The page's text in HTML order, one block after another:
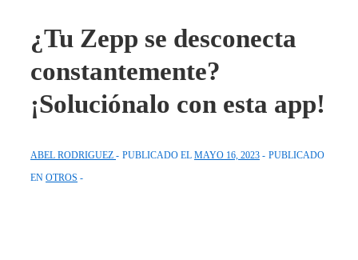
¿Tu Zepp se desconecta
constantemente?
¡Soluciónalo con esta app!
ABEL RODRIGUEZ PUBLICADO EL MAYO 16, 2023
PUBLICADO
EN OTROS